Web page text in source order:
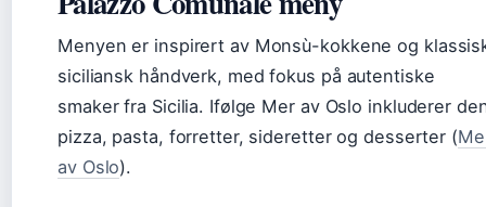
Menyen er inspirert av Monsù-kokkene og
siciliansk håndverk, med fokus på autentiske
smaker fra Sicilia. Ifølge Mer av Oslo inkluderer
pizza, pasta, forretter, sideretter og desserter (
av Oslo).